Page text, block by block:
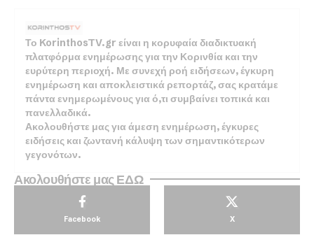
Το KorinthosTV.gr είναι η κορυφαία διαδικτυακή
πλατφόρμα ενημέρωσης για την Κορινθία και την
ευρύτερη περιοχή. Με συνεχή ροή ειδήσεων, έγκυρη
ενημέρωση και αποκλειστικά ρεπορτάζ, σας κρατάμε
πάντα ενημερωμένους για ό,τι συμβαίνει τοπικά και
πανελλαδικά.
Ακολουθήστε μας για άμεση ενημέρωση, έγκυρες
ειδήσεις και ζωντανή κάλυψη των σημαντικότερων
γεγονότων.
Ακολουθήστε μας ΕΔΩ
Facebook X